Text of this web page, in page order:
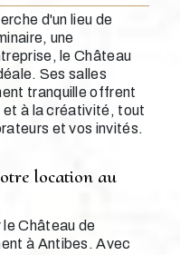
d'un lieu de
une
le Château
Ses salles
tranquille offrent
et à la créativité, tout
et vos invités.
location au
Château de
à Antibes. Avec